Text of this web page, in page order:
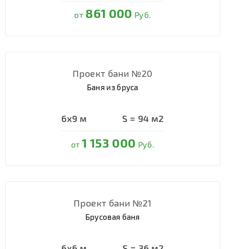
от 861 000 Руб.
Проект бани №20
Баня из бруса
6х9 м S = 94 м2
от1 153 000 Руб.
Проект бани №21
Брусовая баня